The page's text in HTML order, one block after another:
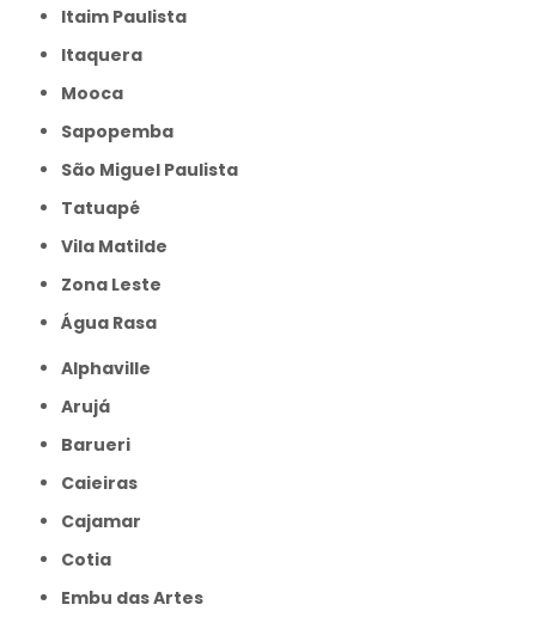
Itaim Paulista
Itaquera
Mooca
Sapopemba
São Miguel Paulista
Tatuapé
Vila Matilde
Zona Leste
Água Rasa
Alphaville
Arujá
Barueri
Caieiras
Cajamar
Cotia
Embu das Artes